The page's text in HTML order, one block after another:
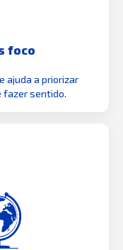
foco
ajuda a priorizar
fazer sentido.